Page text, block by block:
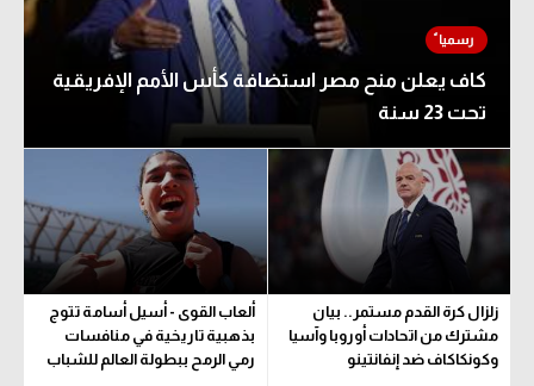
كاف يعلن منح مصر استضافة كأس الأمم الإفريقية
تحت 23 سنة
زلزال كرة القدم مستمر.. بيان
مشترك من اتحادات أوروبا وآسيا
وكونكاكاف ضد إنفانتينو
ألعاب القوى - أسيل أسامة تتوج
بذهبية تاريخية في منافسات
رمي الرمح ببطولة العالم للشباب